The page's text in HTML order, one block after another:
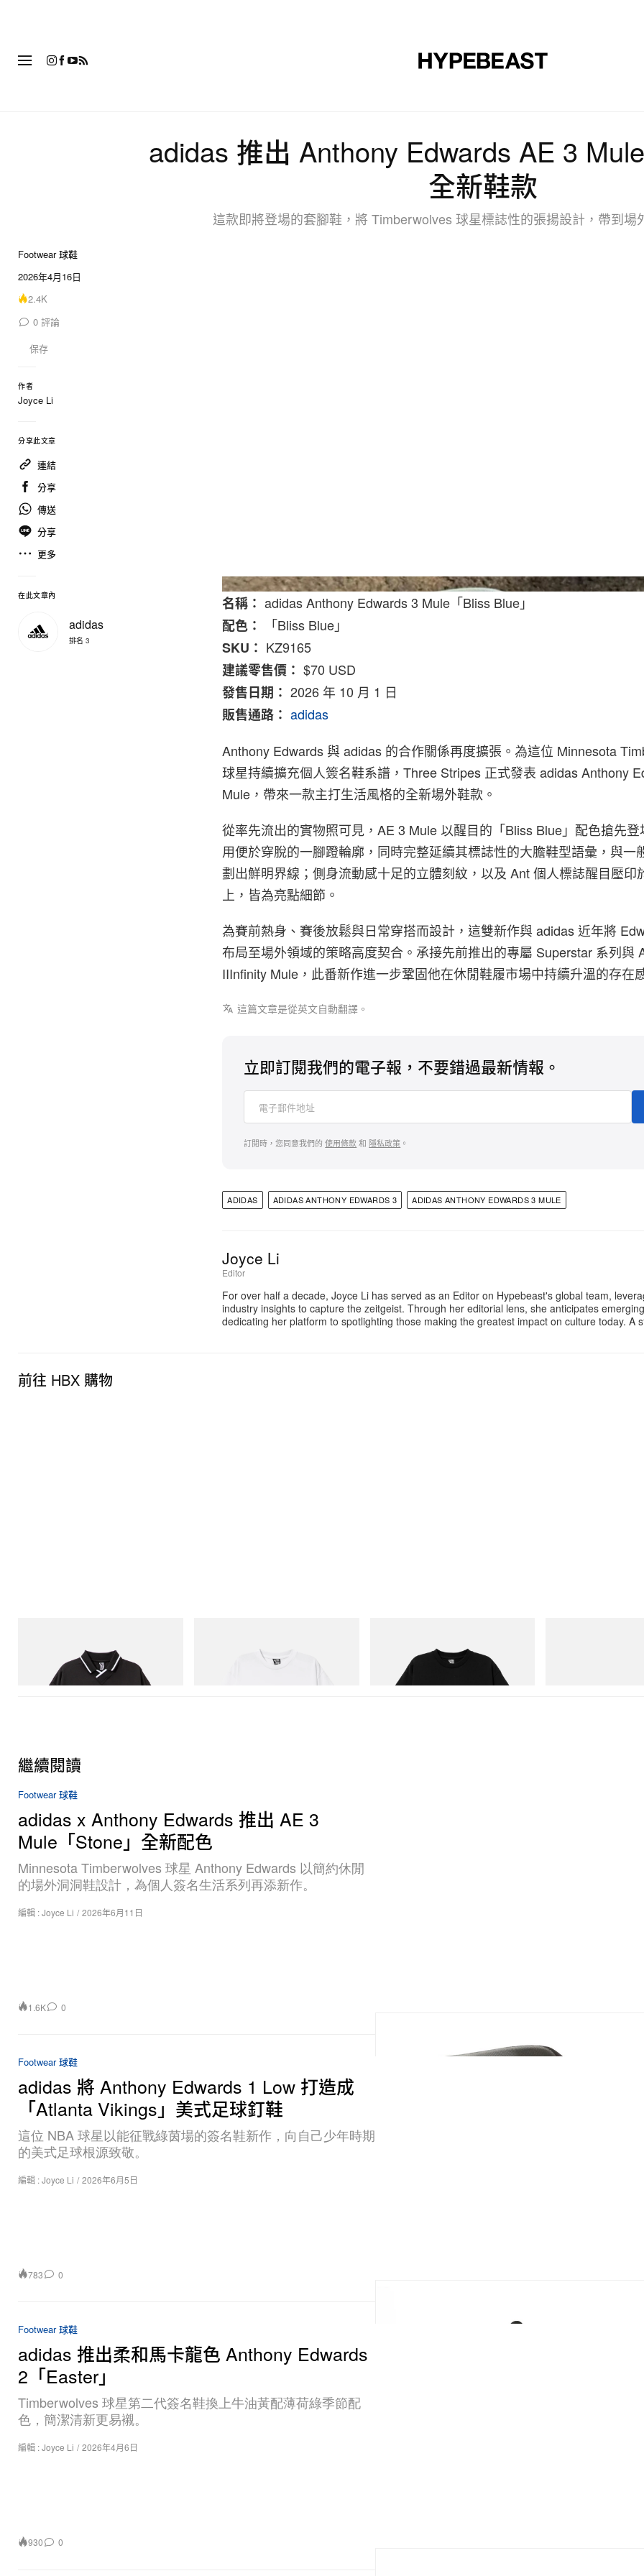
adidas 推出 Anthony Edwards AE 3 Mule
全新鞋款
這款即將登場的套腳鞋，將 Timberwolves 球星標誌性的張揚設計，帶到場
Footwear 球鞋
2026年4月16日
2.4K
0 評論
保存
作者
Joyce Li
分享此文章
連結
分享
傳送
分享
更多
在此文章內
adidas
排名 3
名稱： adidas Anthony Edwards 3 Mule「Bliss Blue」
配色：
「Bliss Blue」
SKU： KZ9165
建議零售價： $70 USD
發售日期： 2026 年 10 月 1 日
販售通路： adidas
Anthony Edwards 與 adidas 的合作關係再度擴張。為這位 Minnesota
球星持續擴充個人簽名鞋系譜，Three Stripes 正式發表 adidas Anthony
Mule，帶來一款主打生活風格的全新場外鞋款。
從率先流出的實物照可見，AE 3 Mule 以醒目的「Bliss Blue」配色搶先登
用便於穿脫的一腳蹬輪廓，同時完整延續其標誌性的大膽鞋型語彙，與一
劃出鮮明界線；側身流動感十足的立體刻紋，以及 Ant 個人標誌醒目壓印
上，皆為亮點細節。
為賽前熱身、賽後放鬆與日常穿搭而設計，這雙新作與 adidas 近年將
布局至場外領域的策略高度契合。承接先前推出的專屬 Superstar 系列與
IIInfinity Mule，此番新作進一步鞏固他在休閒鞋履市場中持續升溫的存在
這篇文章是從英文自動翻譯。
立即訂閱我們的電子報，不要錯過最新情報。
訂閱時，您同意我們的使用條款和 隱私政策 。
ADIDAS ADIDAS ANTHONY EDWARDS 3 ADIDAS ANTHONY EDWARDS 3 MULE
Joyce Li
Editor
For over half a decade, Joyce Li has served as an Editor on Hypebeast's global team,
industry insights to capture the zeitgeist. Through her editorial lens, she anticipates
dedicating her platform to spotlighting those making the greatest impact on culture today. A
前往 HBX 購物
Billionaire Boys Club X Initial D Game
立即購入
Billionaire Boys Club X Initial D Cotton T-
Billionaire Boys Club X Initial D Cotton T-
立即購入
繼續閱讀
Footwear 球鞋
adidas x Anthony Edwards 推出 AE 3
Mule「Stone」全新配色
Minnesota Timberwolves 球星 Anthony Edwards 以簡約休閒
的場外洞洞鞋設計，為個人簽名生活系列再添新作。
編輯 :Joyce Li / 2026年6月11日
1.6K 0
Footwear 球鞋
adidas 將 Anthony Edwards 1 Low 打造成
「Atlanta Vikings」美式足球釘鞋
這位 NBA 球星以能征戰綠茵場的簽名鞋新作，向自己少年時期
的美式足球根源致敬。
編輯 :Joyce Li / 2026年6月5日
783 0
Footwear 球鞋
adidas 推出柔和馬卡龍色 Anthony Edwards
2「Easter」
Timberwolves 球星第二代簽名鞋換上牛油黃配薄荷綠季節配
色，簡潔清新更易襯。
編輯 :Joyce Li / 2026年4月6日
930 0